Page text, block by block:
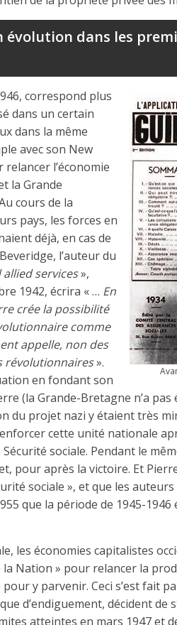
évolution dans les
correspond plus
dans un certain
dans la même
avec son New
l’économie
la Grande
cours de la
pays, les forces en
déjà, en cas de
l’auteur du
services»,
1942, écrira « … En
crée la possibilité
comme
appelle, non des
révolutionnaires».
en fondant son
(la Grande-Bretagne n’a pas
du projet nazi y étaient très
cette unité nationale
sociale. Pendant le
pour après la victoire. Et
sociale », et que les
que la période de 1945-
les économies capitalistes
Nation » pour relancer la
y parvenir. Ceci s’est fait
d’endiguement, décident de
atteintes en mars 1947 et